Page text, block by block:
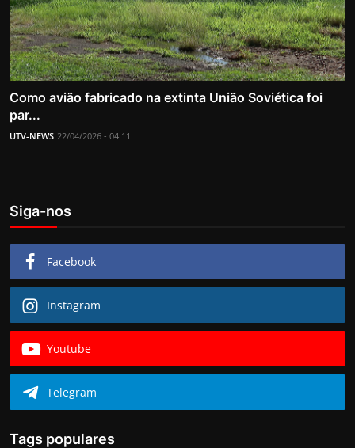
Como avião fabricado na extinta União Soviética foi
par...
UTV-NEWS 22/04/2026 - 04:11
Siga-nos
Facebook
Instagram
Youtube
Telegram
Tags populares